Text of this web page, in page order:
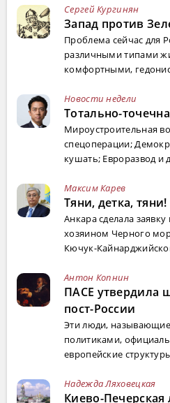
Сергей Кургинян
Запад против
Проблема сейчас для
различными типами
комфортными,
Новости недели
Тотально-
Мироустроительная
спецоперации;
кушать; Евроразвод и
Максим Карев
Тяни, детка, тяни!
Анкара сделала
хозяином Черного
Кючук-
Антон Копнин
ПАСЕ утвердила
пост-России
Эти люди,
политиками,
европейские
Надежда Ляховецкая
Киево-Печерская